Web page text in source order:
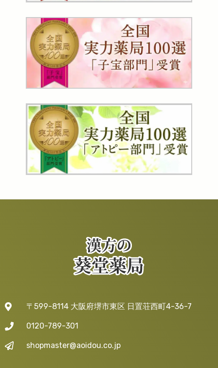
〒599-8114 大阪府堺市東区 日置荘西町4-36-7
0120-789-301
shopmaster@aoidou.co.jp